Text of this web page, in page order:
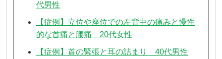
代男性
【症例】立位や座位での左背中の痛みと慢性
的な首痛と腰痛 20代女性
【症例】首の緊張と耳の詰まり 40代男性